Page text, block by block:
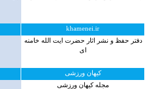
khamenei.ir
دفتر حفظ و نشر اثار حضرت ایت الله خامنه
ای
کیهان ورزشی
مجله کیهان ورزشی